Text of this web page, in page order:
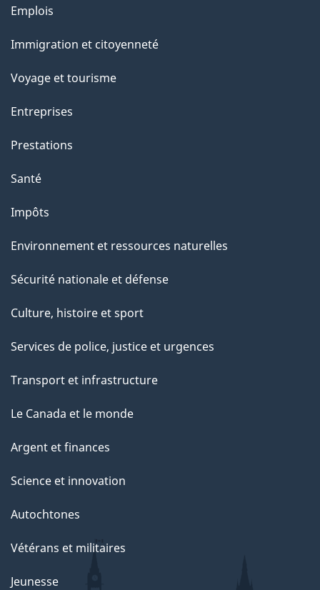
Thèmes
sujets
Emplois
Immigration et citoyenneté
Voyage et tourisme
Entreprises
Prestations
Santé
Impôts
Environnement et ressources naturelles
Sécurité nationale et défense
Culture, histoire et sport
Services de police, justice et urgences
Transport et infrastructure
Le Canada et le monde
Argent et finances
Science et innovation
Autochtones
Vétérans et militaires
Jeunesse